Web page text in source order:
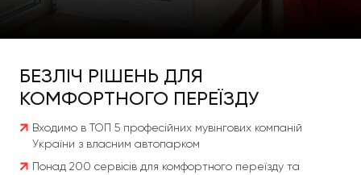
БЕЗЛІЧ РІШЕНЬ ДЛЯ
КОМФОРТНОГО ПЕРЕЇЗДУ
Входимо в ТОП 5 професійних мувінгових компаній
України з власним автопарком
Понад 200 сервісів для комфортного переїзду та